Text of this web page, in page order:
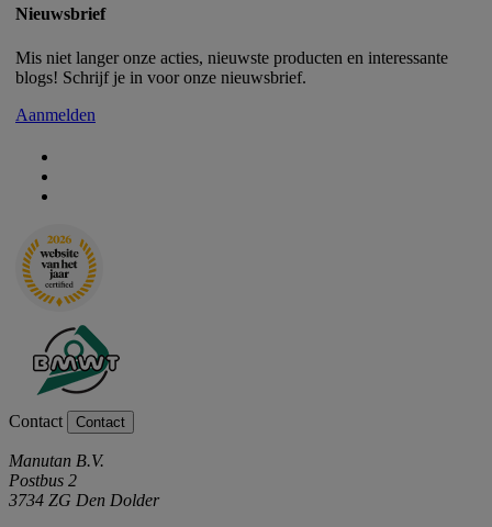
Nieuwsbrief
Mis niet langer onze acties, nieuwste producten en interessante
blogs! Schrijf je in voor onze nieuwsbrief.
Aanmelden
Contact Contact
Manutan B.V.
Postbus 2
3734 ZG Den Dolder